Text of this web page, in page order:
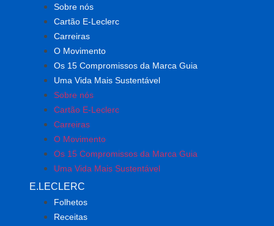
Sobre nós
Cartão E-Leclerc
Carreiras
O Movimento
Os 15 Compromissos da Marca Guia
Uma Vida Mais Sustentável
Sobre nós
Cartão E-Leclerc
Carreiras
O Movimento
Os 15 Compromissos da Marca Guia
Uma Vida Mais Sustentável
E.LECLERC
Folhetos
Receitas